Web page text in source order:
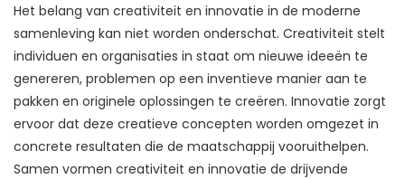
Het belang van creativiteit en innovatie in de moderne
samenleving kan niet worden onderschat. Creativiteit stelt
individuen en organisaties in staat om nieuwe ideeën te
genereren, problemen op een inventieve manier aan te
pakken en originele oplossingen te creëren. Innovatie zorgt
ervoor dat deze creatieve concepten worden omgezet in
concrete resultaten die de maatschappij vooruithelpen.
Samen vormen creativiteit en innovatie de drijvende